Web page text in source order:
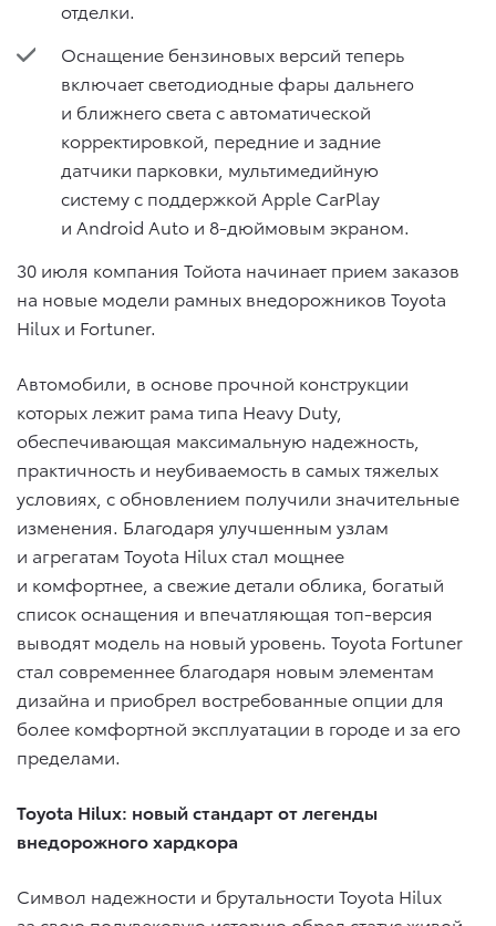
отделки.
Оснащение бензиновых версий теперь
включает светодиодные фары дальнего
и ближнего света с автоматической
корректировкой, передние и задние
датчики парковки, мультимедийную
систему с поддержкой Apple CarPlay
и Android Auto и 8-дюймовым экраном.
30 июля компания Тойота начинает прием заказов
на новые модели рамных внедорожников Toyota
Hilux и Fortuner.
Автомобили, в основе прочной конструкции
которых лежит рама типа Heavy Duty,
обеспечивающая максимальную надежность,
практичность и неубиваемость в самых тяжелых
условиях, с обновлением получили значительные
изменения. Благодаря улучшенным узлам
и агрегатам Toyota Hilux стал мощнее
и комфортнее, а свежие детали облика, богатый
список оснащения и впечатляющая топ-версия
выводят модель на новый уровень. Toyota Fortuner
стал современнее благодаря новым элементам
дизайна и приобрел востребованные опции для
более комфортной эксплуатации в городе и за его
пределами.
Toyota Hilux: новый стандарт от легенды
внедорожного хардкора
Символ надежности и брутальности Toyota Hilux